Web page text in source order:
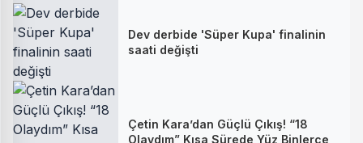
Dev derbide 'Süper Kupa' finalinin
saati değişti
Çetin Kara’dan Güçlü Çıkış! “18
Olaydım” Kısa Sürede Yüz Binlerce